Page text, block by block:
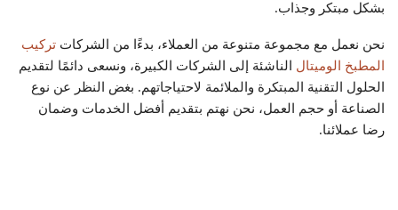
بشكل مبتكر وجذاب.
نحن نعمل مع مجموعة متنوعة من العملاء، بدءًا من الشركات تركيب
المطبخ الوميتال الناشئة إلى الشركات الكبيرة، ونسعى دائمًا لتقديم
الحلول التقنية المبتكرة والملائمة لاحتياجاتهم. بغض النظر عن نوع
الصناعة أو حجم العمل، نحن نهتم بتقديم أفضل الخدمات وضمان
رضا عملائنا.